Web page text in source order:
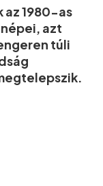
az 1980-as
azt
túli